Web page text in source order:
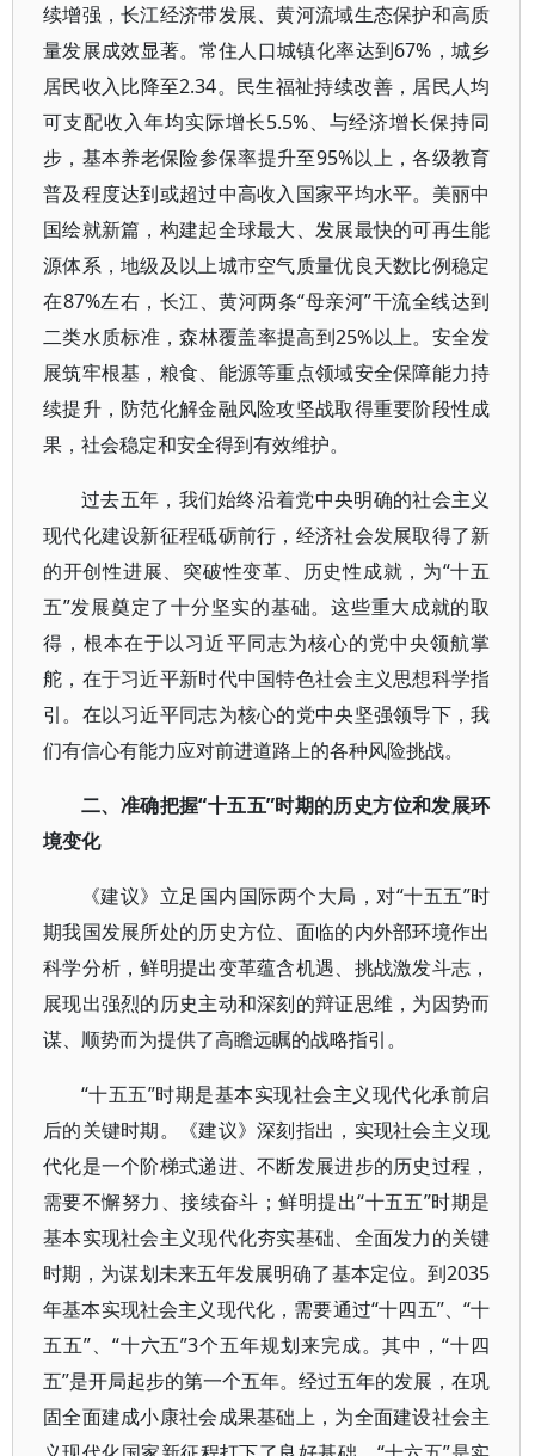
续增强，长江经济带发展、黄河流域生态保护和高质
量发展成效显著。常住人口城镇化率达到67%，城乡
居民收入比降至2.34。民生福祉持续改善，居民人均
可支配收入年均实际增长5.5%、与经济增长保持同
步，基本养老保险参保率提升至95%以上，各级教育
普及程度达到或超过中高收入国家平均水平。美丽中
国绘就新篇，构建起全球最大、发展最快的可再生能
源体系，地级及以上城市空气质量优良天数比例稳定
在87%左右，长江、黄河两条“母亲河”干流全线达到
二类水质标准，森林覆盖率提高到25%以上。安全发
展筑牢根基，粮食、能源等重点领域安全保障能力持
续提升，防范化解金融风险攻坚战取得重要阶段性成
果，社会稳定和安全得到有效维护。
过去五年，我们始终沿着党中央明确的社会主义
现代化建设新征程砥砺前行，经济社会发展取得了新
的开创性进展、突破性变革、历史性成就，为“十五
五”发展奠定了十分坚实的基础。这些重大成就的取
得，根本在于以习近平同志为核心的党中央领航掌
舵，在于习近平新时代中国特色社会主义思想科学指
引。在以习近平同志为核心的党中央坚强领导下，我
们有信心有能力应对前进道路上的各种风险挑战。
二、准确把握“十五五”时期的历史方位和发展环
境变化
《建议》立足国内国际两个大局，对“十五五”时
期我国发展所处的历史方位、面临的内外部环境作出
科学分析，鲜明提出变革蕴含机遇、挑战激发斗志，
展现出强烈的历史主动和深刻的辩证思维，为因势而
谋、顺势而为提供了高瞻远瞩的战略指引。
“十五五”时期是基本实现社会主义现代化承前启
后的关键时期。《建议》深刻指出，实现社会主义现
代化是一个阶梯式递进、不断发展进步的历史过程，
需要不懈努力、接续奋斗；鲜明提出“十五五”时期是
基本实现社会主义现代化夯实基础、全面发力的关键
时期，为谋划未来五年发展明确了基本定位。到2035
年基本实现社会主义现代化，需要通过“十四五”、“十
五五”、“十六五”3个五年规划来完成。其中，“十四
五”是开局起步的第一个五年。经过五年的发展，在巩
固全面建成小康社会成果基础上，为全面建设社会主